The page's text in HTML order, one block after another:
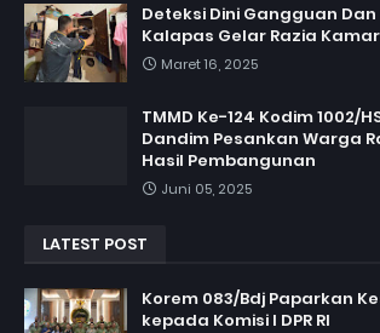
Deteksi Dini Gangguan
Kalapas Gelar Razia
Maret 16, 2025
TMMD Ke-124 Kodim 1002/
Dandim Pesankan Warga
Hasil Pembangunan
Juni 05, 2025
LATEST POST
Korem 083/Bdj Paparkan
kepada Komisi I DPR RI